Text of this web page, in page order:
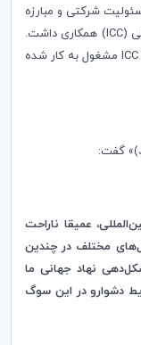
شرکتی و مبارزه
(
ICC) همکاری داشت.
ICC مشغول به کار شده
)» گفت:
عمیقا ناراحت
مختلف در چندین
نهاد جهانی ما
دشوارو در این سوگ